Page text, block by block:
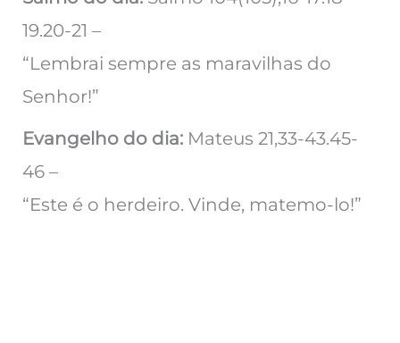
19.20-21 –
“Lembrai sempre as maravilhas do
Senhor!”
Evangelho do dia: Mateus 21,33-43.45-
46 –
“Este é o herdeiro. Vinde, matemo-lo!”